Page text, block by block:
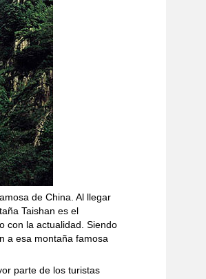
de China. Al llegar
Taishan es el
con la actualidad. Siendo
a esa montaña famosa
parte de los turistas